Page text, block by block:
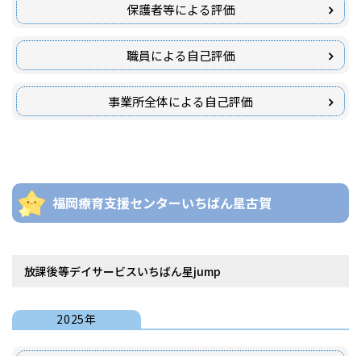
保護者等による評価
職員による自己評価
事業所全体による自己評価
福岡療育支援センターいちばん星古賀
放課後等デイサービスいちばん星jump
2025年